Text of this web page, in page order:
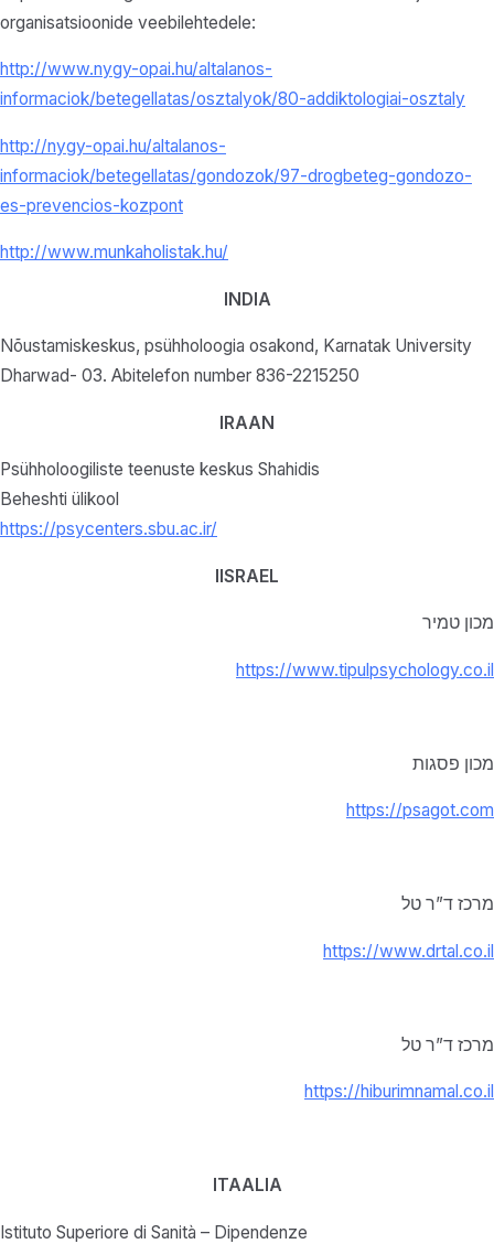
organisatsioonide veebilehtedele:
http://www.nygy-opai.hu/altalanos-
informaciok/betegellatas/osztalyok/80-addiktologiai-osztaly
http://nygy-opai.hu/altalanos-
informaciok/betegellatas/gondozok/97-drogbeteg-gondozo-
es-prevencios-kozpont
http://www.munkaholistak.hu/
INDIA
Nõustamiskeskus, psühholoogia osakond, Karnatak University
Dharwad- 03. Abitelefon number 836-2215250
IRAAN
Psühholoogiliste teenuste keskus Shahidis
Beheshti ülikool
https://psycenters.sbu.ac.ir/
IISRAEL
מכון טמיר
https://www.tipulpsychology.co.il
מכון פסגות
https://psagot.com
מרכז ד”ר טל
https://www.drtal.co.il
מרכז ד”ר טל
https://hiburimnamal.co.il
ITAALIA
Istituto Superiore di Sanità – Dipendenze